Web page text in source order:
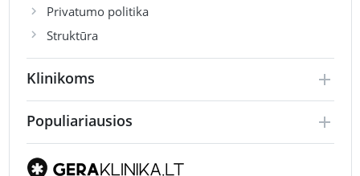
Privatumo politika
Struktūra
Klinikoms
Populiariausios